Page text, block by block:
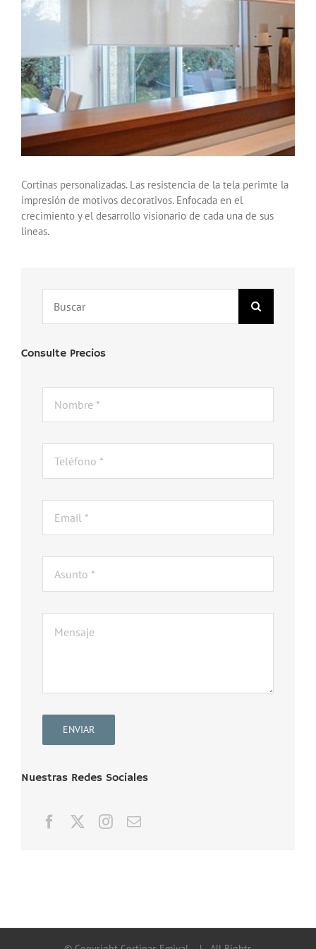
Cortinas personalizadas. Las resistencia de la tela perimte la
impresión de motivos decorativos. Enfocada en el
crecimiento y el desarrollo visionario de cada una de sus
lineas.
for:
Consulte Precios
ENVIAR
Nuestras Redes Sociales